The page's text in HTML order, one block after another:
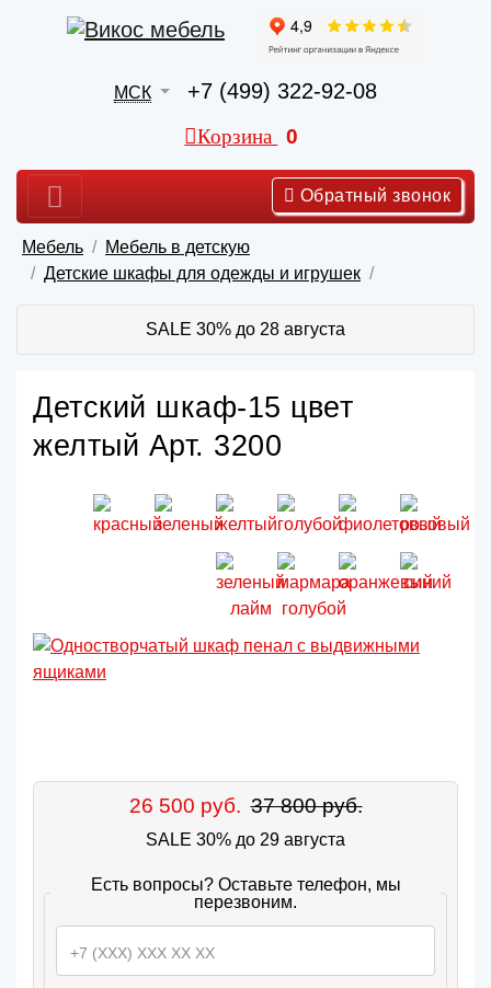
МСК +7 (499) 322-92-08
Корзина 0
Обратный звонок
Мебель
Мебель в детскую
Детские шкафы для одежды и игрушек
SALE 30% до 28 августа
Детский шкаф-15 цвет
желтый Арт. 3200
26 500 руб. 37 800 руб.
SALE 30% до 29 августа
Есть вопросы? Оставьте телефон, мы
перезвоним.